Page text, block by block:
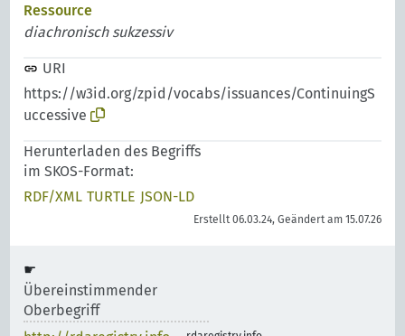
Ressource
diachronisch sukzessiv
URI
https://w3id.org/zpid/vocabs/issuances/ContinuingS
uccessive
Herunterladen des Begriffs
im SKOS-Format:
RDF/XML TURTLE JSON-LD
Erstellt 06.03.24, Geändert am 15.07.26
Übereinstimmender
Oberbegriff